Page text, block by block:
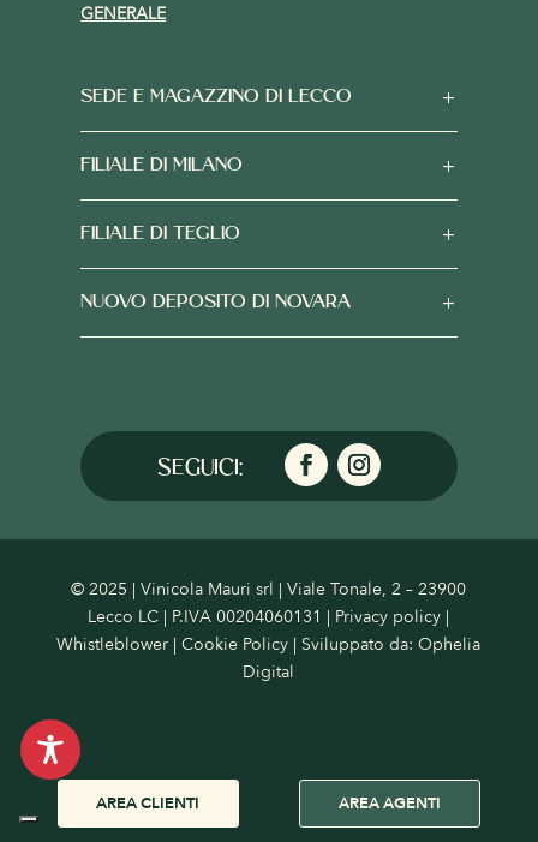
AREA CLIENTI AREA AGENTI
GENERALE
SEDE E MAGAZZINO DI LECCO
FILIALE DI MILANO
FILIALE DI TEGLIO
NUOVO DEPOSITO DI NOVARA
© 2025 | Vinicola Mauri srl | Viale Tonale, 2 – 23900
Lecco LC | P.IVA 00204060131 | Privacy policy |
Whistleblower |Cookie Policy | Sviluppato da:Ophelia
Digital